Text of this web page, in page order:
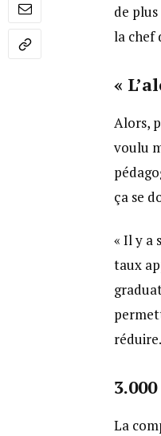
de plus
la chef
«
Alors,
voulu
ça se
« Il y a
taux
La